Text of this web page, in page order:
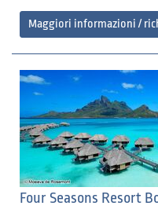
Maggiori informazioni /
Four Seasons Resort